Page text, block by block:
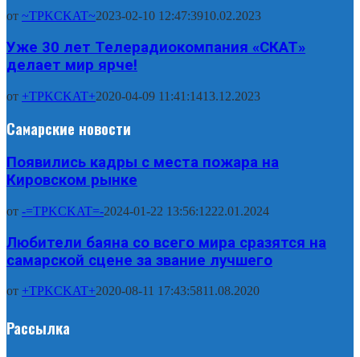
от ~TPKCKAT~2023-02-10 12:47:3910.02.2023
Уже 30 лет Телерадиокомпания «СКАТ»
делает мир ярче!
от +TPKCKAT+2020-04-09 11:41:1413.12.2023
Самарские новости
Появились кадры с места пожара на
Кировском рынке
от -=TPKCKAT=-2024-01-22 13:56:1222.01.2024
Любители баяна со всего мира сразятся на
самарской сцене за звание лучшего
от +TPKCKAT+2020-08-11 17:43:5811.08.2020
Рассылка